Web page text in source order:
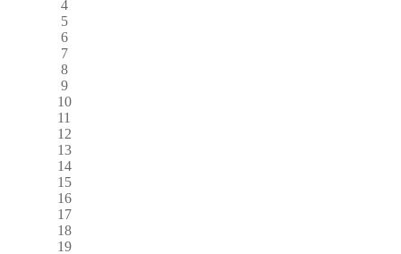
4
5
6
7
8
9
10
11
12
13
14
15
16
17
18
19